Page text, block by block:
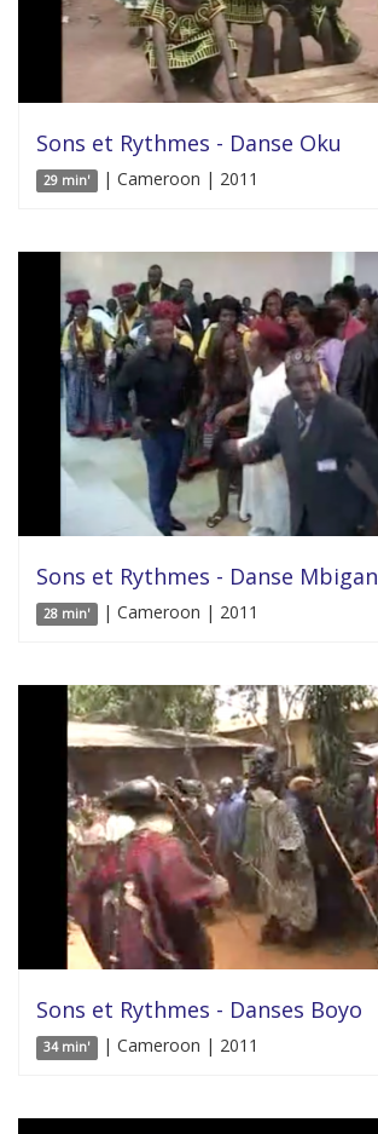
Sons et Rythmes - Danse Oku
29 min' | Cameroon | 2011
Sons et Rythmes - Danse Mbigan
28 min' | Cameroon | 2011
Sons et Rythmes - Danses Boyo
34 min' | Cameroon | 2011